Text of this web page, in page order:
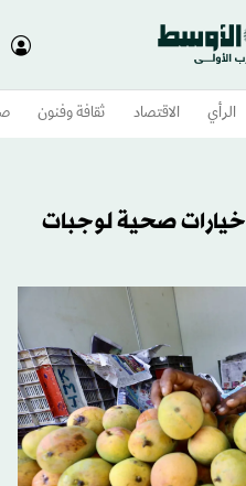
الرأي الاقتصاد ثقافة وفنون
فواكه بطعم السكر… 6 خيارات صحية لوجبات